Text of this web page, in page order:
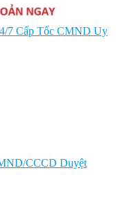
7 Cấp Tốc CMND Uy
CCCD Duyệt